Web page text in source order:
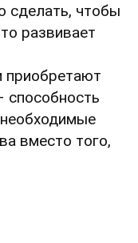
сделать, чтобы
развивает
приобретают
способность
вместо того,